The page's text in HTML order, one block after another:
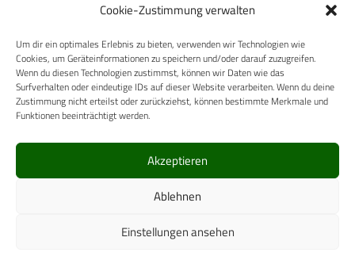
Cookie-Zustimmung verwalten
Um dir ein optimales Erlebnis zu bieten, verwenden wir Technologien wie
Cookies, um Geräteinformationen zu speichern und/oder darauf zuzugreifen.
Wenn du diesen Technologien zustimmst, können wir Daten wie das
Surfverhalten oder eindeutige IDs auf dieser Website verarbeiten. Wenn du deine
Zustimmung nicht erteilst oder zurückziehst, können bestimmte Merkmale und
Funktionen beeinträchtigt werden.
Akzeptieren
Ablehnen
Einstellungen ansehen
RECHTLICHES
Datenschutzerklärung
Cookie-Richtlinie (EU)